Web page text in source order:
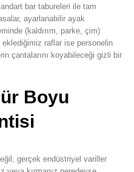
bar tabureleri ile tam
ayarlanabilir ayak
(kaldırım, parke, çim)
eklediğimiz raflar ise personelin
çantalarını koyabileceği gizli bir
Boyu
gerçek endüstriyel variller